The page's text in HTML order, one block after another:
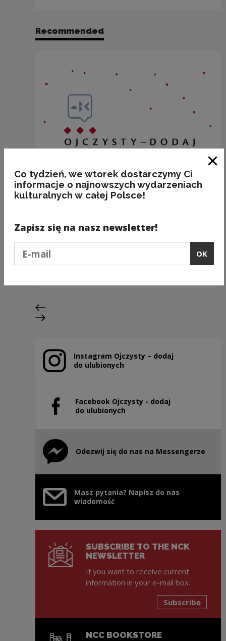
Recommended
...GDZIE PIEPRZ ROŚNIE!
Previous slide
Next slide
Instagram Ojczysty – dodaj
do ulubionych
Note, the link will open in a new window
Facebook Ojczysty - dodaj
do ulubionych
Note, the link will open in a new window
Odezwij się do nas na Messengerze
Note, the link will open in a new window
Masz pytania? Napisz do nas
wiadomość
SUBSCRIBE TO THE NCK
NEWSLETTER
If you want to receive current
information in your e-mail box.
Subscribe
NCC BOOKSTORE
Co tydzień, we wtorek dostarczymy Ci
informacje o najnowszych wydarzeniach
kulturalnych w całej Polsce!
Zapisz się na nasz newsletter!
OK